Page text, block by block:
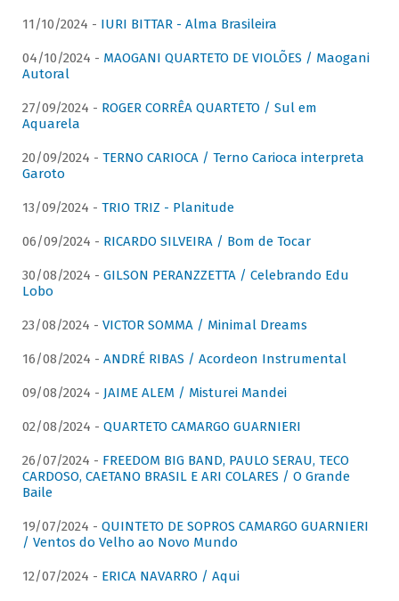
11/10/2024 - IURI BITTAR - Alma Brasileira
04/10/2024 - MAOGANI QUARTETO DE VIOLÕES / Maogani
Autoral
27/09/2024 - ROGER CORRÊA QUARTETO / Sul em
Aquarela
20/09/2024 - TERNO CARIOCA / Terno Carioca interpreta
Garoto
13/09/2024 - TRIO TRIZ - Planitude
06/09/2024 - RICARDO SILVEIRA / Bom de Tocar
30/08/2024 - GILSON PERANZZETTA / Celebrando Edu
Lobo
23/08/2024 - VICTOR SOMMA / Minimal Dreams
16/08/2024 - ANDRÉ RIBAS / Acordeon Instrumental
09/08/2024 - JAIME ALEM / Misturei Mandei
02/08/2024 - QUARTETO CAMARGO GUARNIERI
26/07/2024 - FREEDOM BIG BAND, PAULO SERAU, TECO
CARDOSO, CAETANO BRASIL E ARI COLARES / O Grande
Baile
19/07/2024 - QUINTETO DE SOPROS CAMARGO GUARNIERI
/ Ventos do Velho ao Novo Mundo
12/07/2024 - ERICA NAVARRO / Aqui